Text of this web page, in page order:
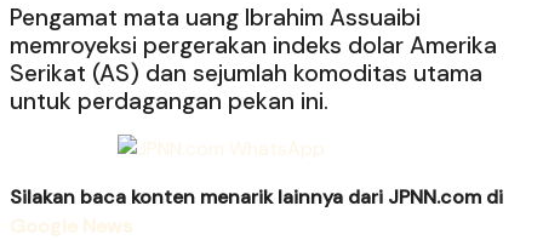
Pengamat mata uang Ibrahim Assuaibi
memroyeksi pergerakan indeks dolar Amerika
Serikat (AS) dan sejumlah komoditas utama
untuk perdagangan pekan ini.
Silakan baca konten menarik lainnya dari JPNN.com di
Google News